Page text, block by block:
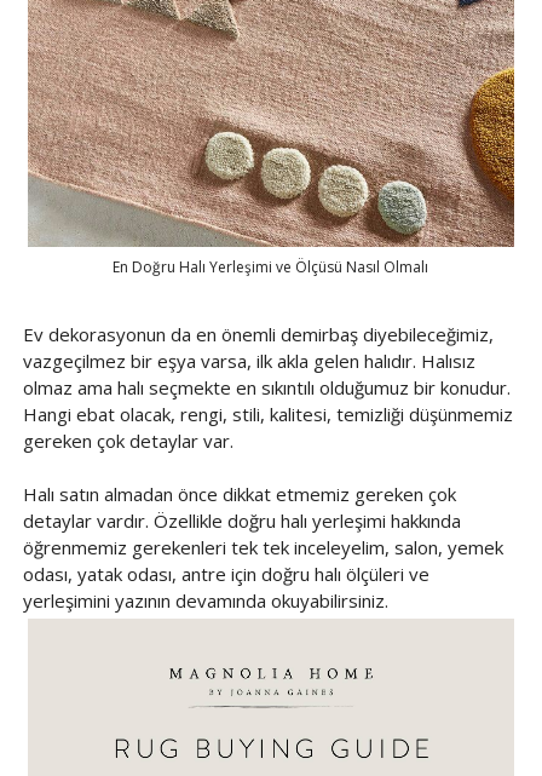
En Doğru Halı Yerleşimi ve Ölçüsü Nasıl Olmalı
Ev dekorasyonun da en önemli demirbaş diyebileceğimiz,
vazgeçilmez bir eşya varsa, ilk akla gelen halıdır. Halısız
olmaz ama halı seçmekte en sıkıntılı olduğumuz bir konudur.
Hangi ebat olacak, rengi, stili, kalitesi, temizliği düşünmemiz
gereken çok detaylar var.
Halı satın almadan önce dikkat etmemiz gereken çok
detaylar vardır. Özellikle doğru halı yerleşimi hakkında
öğrenmemiz gerekenleri tek tek inceleyelim, salon, yemek
odası, yatak odası, antre için doğru halı ölçüleri ve
yerleşimini yazının devamında okuyabilirsiniz.